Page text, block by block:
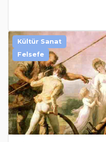
Kültür Sanat
Felsefe